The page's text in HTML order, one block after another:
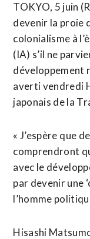
TOKYO, 5 juin
devenir la proie
colonialisme à
(IA) s’il ne
développement
averti ​vendredi
japonais de ​la
« J’espère ⁠que
comprendront
‌avec le
par devenir une
l’homme
Hisashi